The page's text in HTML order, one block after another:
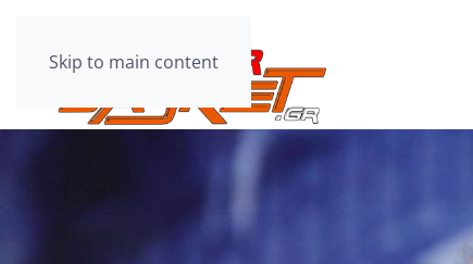
Skip to main content